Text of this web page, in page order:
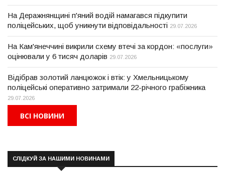
На Деражнянщині п'яний водій намагався підкупити
поліцейських, щоб уникнути відповідальності 29.07.2026
На Кам'янеччині викрили схему втечі за кордон: «послуги»
оцінювали у 6 тисяч доларів 29.07.2026
Відібрав золотий ланцюжок і втік: у Хмельницькому
поліцейські оперативно затримали 22-річного грабіжника
29.07.2026
ВСІ НОВИНИ
СЛІДКУЙ ЗА НАШИМИ НОВИНАМИ